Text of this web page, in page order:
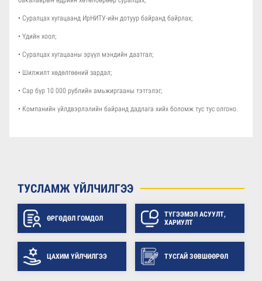
• Суралцах хугацаанд ИрНИТУ-ийн дотуур байранд байрлах;
• Үдийн хоол;
• Суралцах хугацааны эрүүл мэндийн даатгал;
• Шилжилт хөдөлгөөний зардал;
• Сар бүр 10 000 рублийн амьжиргааны тэтгэлэг;
• Компанийн үйлдвэрлэлийн байранд дадлага хийх боломж тус тус олгоно.
ТУСЛАМЖ ҮЙЛЧИЛГЭЭ
ӨРГӨДӨЛ ГОМДОЛ
ТҮГЭЭМЭЛ АСУУЛТ,
ХАРИУЛТ
ЦАХИМ ҮЙЛЧИЛГЭЭ ТУСГАЙ ЗӨВШӨӨРӨЛ